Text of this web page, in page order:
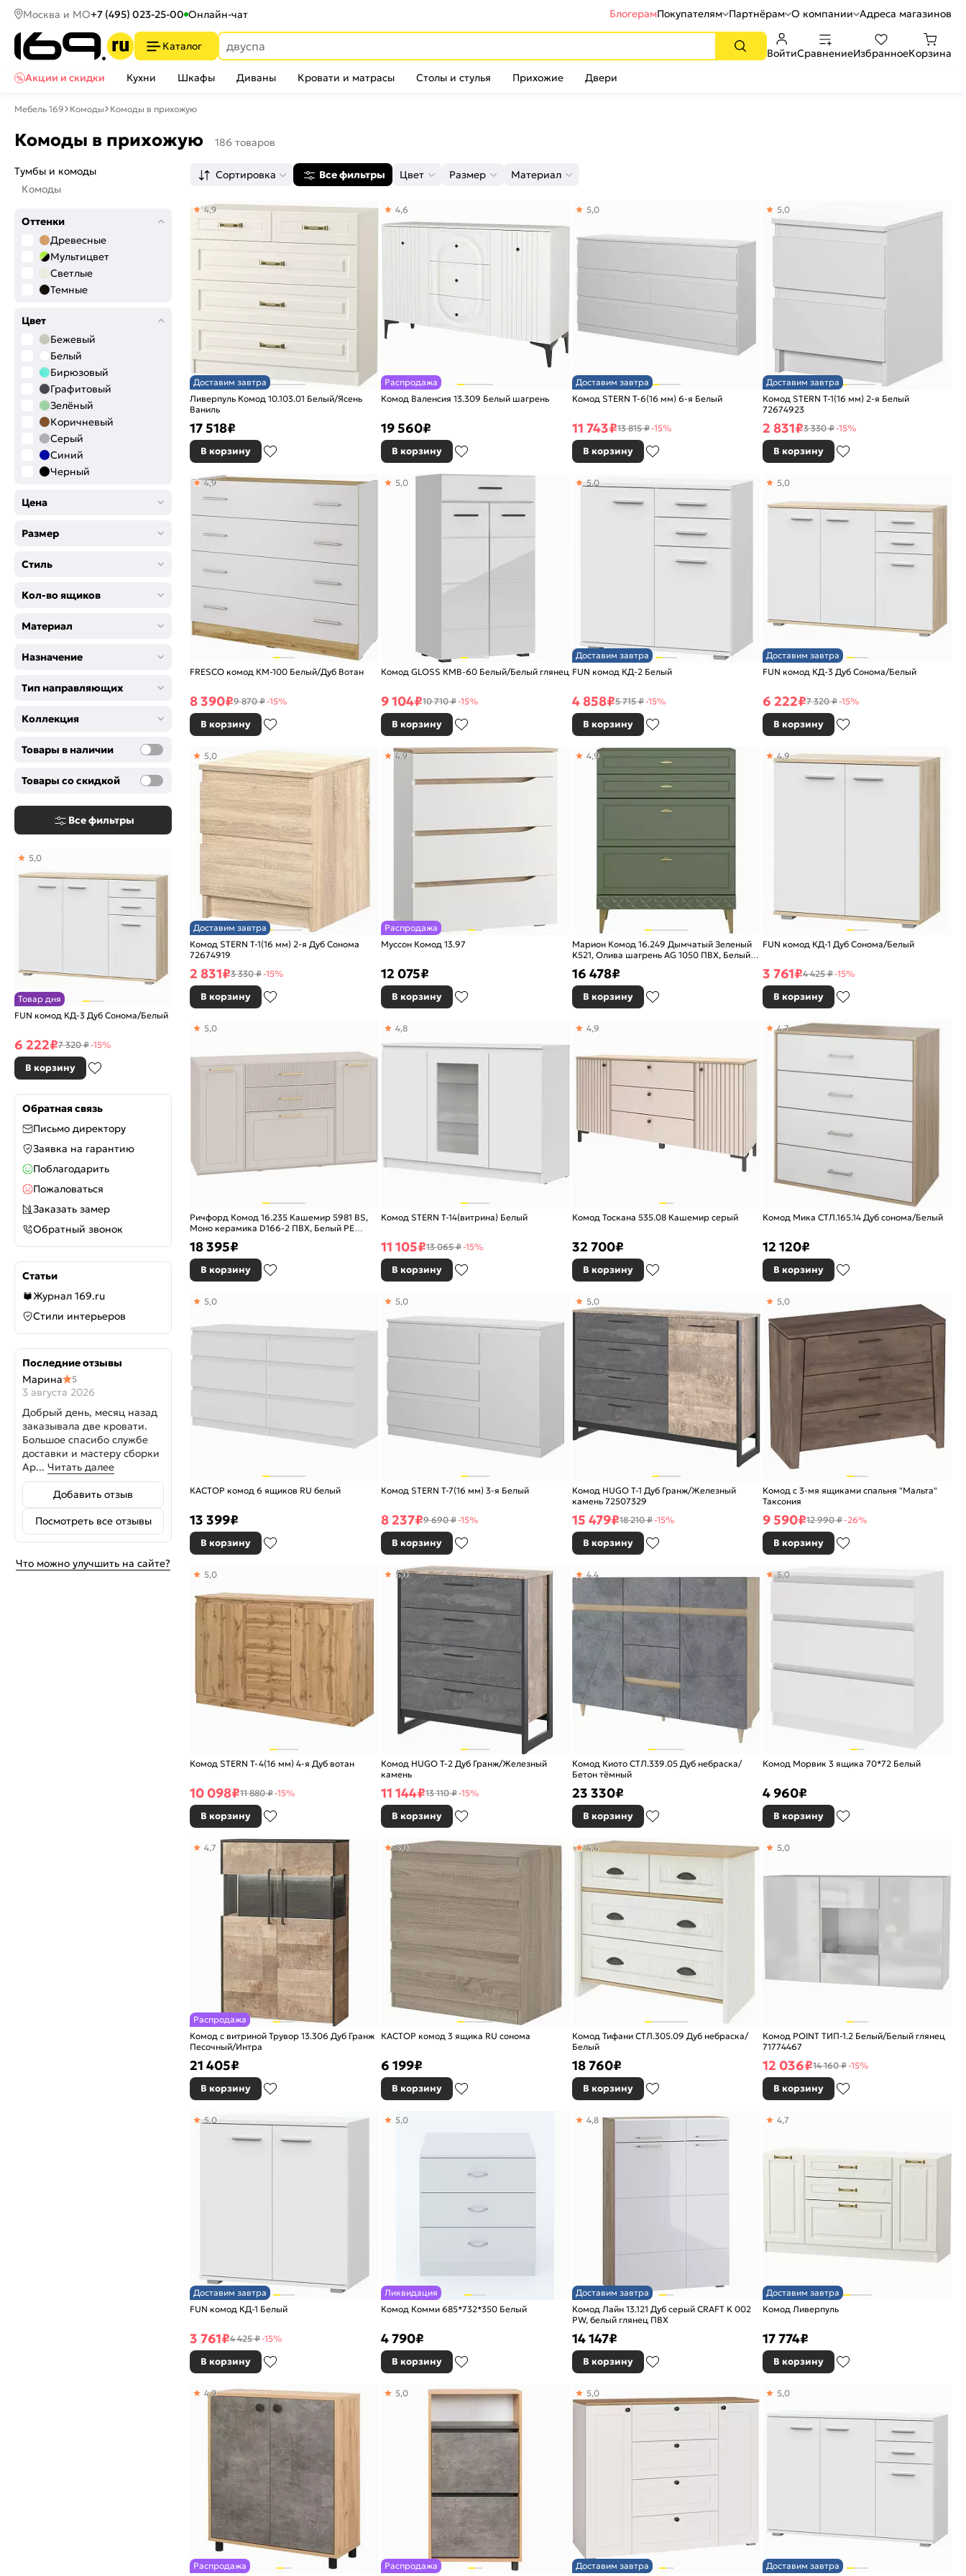
Москва и МО+7 (495) 023-25-00 Онлайн-чат БлогерамПокупателям Партнёрам О компании Адреса магазинов
Каталог
ВойтиСравнениеИзбранноеКорзина
Акции и скидки
Кухни Шкафы Диваны Кровати и матрасы Столы и стулья Прихожие Двери
Мебель 169 Комоды Комоды в прихожую
Комоды в прихожую 186 товаров
Тумбы и комоды
Комоды
Оттенки
Древесные
Мультицвет
Светлые
Темные
Цвет
Бежевый
Белый
Бирюзовый
Графитовый
Зелёный
Коричневый
Серый
Синий
Черный
Цена
Размер
Стиль
Кол-во ящиков
Материал
Назначение
Тип направляющих
Коллекция
Товары в наличии
Товары со скидкой
Все фильтры
Товар дня
FUN комод КД-3 Дуб Сонома/Белый
5,0
6 222₽7 320 ₽-15%
В корзину
Обратная связь
Письмо директору
Заявка на гарантию
Поблагодарить
Пожаловаться
Заказать замер
Обратный звонок
Статьи
Журнал 169.ru
Стили интерьеров
Последние отзывы
Марина
5
3 августа 2026
Добрый день, месяц назад
заказывала две кровати.
Большое спасибо службе
доставки и мастеру сборки
Ар... Читать далее
Добавить отзыв
Посмотреть все отзывы
Что можно улучшить на сайте?
Сортировка Все фильтры Цвет Размер Материал
Доставим завтра
Ливерпуль Комод 10.103.01 Белый/Ясень
Ваниль
4,9
17 518₽
В корзину
Распродажа
Комод Валенсия 13.309 Белый шагрень
4,6
19 560₽
В корзину
Доставим завтра
Комод STERN Т-6(16 мм) 6-я Белый
5,0
11 743₽13 815 ₽-15%
В корзину
Доставим завтра
Комод STERN Т-1(16 мм) 2-я Белый
72674923
5,0
2 831₽3 330 ₽-15%
В корзину
FRESCO комод КМ-100 Белый/Дуб Вотан
4,9
8 390₽9 870 ₽-15%
В корзину
Комод GLOSS КМВ-60 Белый/Белый глянец
5,0
9 104₽10 710 ₽-15%
В корзину
Доставим завтра
FUN комод КД-2 Белый
5,0
4 858₽5 715 ₽-15%
В корзину
Доставим завтра
FUN комод КД-3 Дуб Сонома/Белый
5,0
6 222₽7 320 ₽-15%
В корзину
Доставим завтра
Комод STERN Т-1(16 мм) 2-я Дуб Сонома
72674919
5,0
2 831₽3 330 ₽-15%
В корзину
Распродажа
Муссон Комод 13.97
4,9
12 075₽
В корзину
Марион Комод 16.249 Дымчатый Зеленый
K521, Олива шагрень AG 1050 ПВХ, Белый
4,9
16 478₽
В корзину
FUN комод КД-1 Дуб Сонома/Белый
4,9
3 761₽4 425 ₽-15%
В корзину
Ричфорд Комод 16.235 Кашемир 5981 BS,
Моно керамика D166-2 ПВХ, Белый PE
5,0
18 395₽
В корзину
Комод STERN Т-14(витрина) Белый
4,8
11 105₽13 065 ₽-15%
В корзину
Комод Тоскана 535.08 Кашемир серый
4,9
32 700₽
В корзину
Комод Мика СТЛ.165.14 Дуб сонома/Белый
4,7
12 120₽
В корзину
КАСТОР комод 6 ящиков RU белый
5,0
13 399₽
В корзину
Комод STERN Т-7(16 мм) 3-я Белый
5,0
8 237₽9 690 ₽-15%
В корзину
Комод HUGO Т-1 Дуб Гранж/Железный
камень 72507329
5,0
15 479₽18 210 ₽-15%
В корзину
Комод с 3-мя ящиками спальня "Мальта"
Таксония
5,0
9 590₽12 990 ₽-26%
В корзину
Комод STERN Т-4(16 мм) 4-я Дуб вотан
5,0
10 098₽11 880 ₽-15%
В корзину
Комод HUGO Т-2 Дуб Гранж/Железный
камень
5,0
11 144₽13 110 ₽-15%
В корзину
Комод Киото СТЛ.339.05 Дуб небраска/
Бетон тёмный
4,4
23 330₽
В корзину
Комод Морвик 3 ящика 70*72 Белый
5,0
4 960₽
В корзину
Распродажа
Комод с витриной Трувор 13.306 Дуб Гранж
Песочный/Интра
4,7
21 405₽
В корзину
КАСТОР комод 3 ящика RU сонома
5,0
6 199₽
В корзину
Комод Тифани СТЛ.305.09 Дуб небраска/
Белый
4,4
18 760₽
В корзину
Комод POINT ТИП-1.2 Белый/Белый глянец
71774467
5,0
12 036₽14 160 ₽-15%
В корзину
Доставим завтра
FUN комод КД-1 Белый
5,0
3 761₽4 425 ₽-15%
В корзину
Ликвидация
Комод Комми 685*732*350 Белый
5,0
4 790₽
В корзину
Доставим завтра
Комод Лайн 13.121 Дуб серый CRAFT K 002
PW, белый глянец ПВХ
4,8
14 147₽
В корзину
Доставим завтра
Комод Ливерпуль
4,7
17 774₽
В корзину
Распродажа
4,9
Распродажа
5,0
Доставим завтра
5,0
Доставим завтра
5,0